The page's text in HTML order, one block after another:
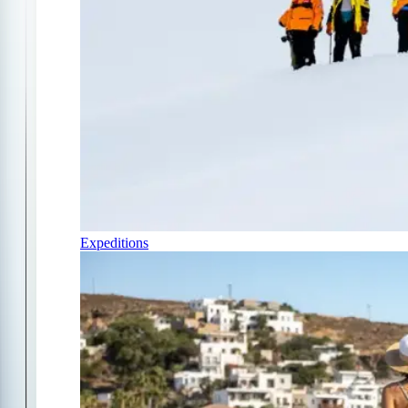
Expeditions